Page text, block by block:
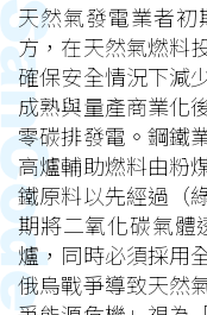
天然氣發電業者
方，在天然氣燃料
確保安全情況下減
成熟與量產商業化
零碳排發電。鋼鐵
高爐輔助燃料由粉
鐵原料以先經過（
期將二氧化碳氣體
爐，同時必須採用
俄烏戰爭導致天然